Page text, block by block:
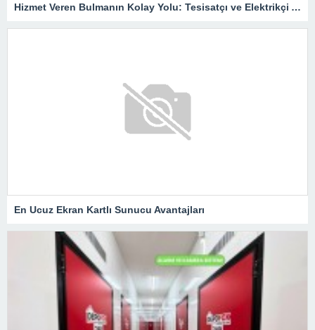
Hizmet Veren Bulmanın Kolay Yolu: Tesisatçı ve Elektrikçi Ararken Nelere Dikkat Edilmeli?
En Ucuz Ekran Kartlı Sunucu Avantajları